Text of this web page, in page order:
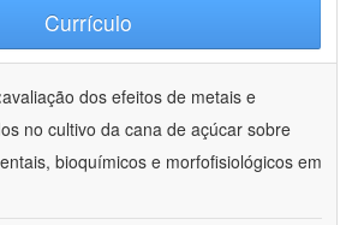
Currículo
avaliação dos efeitos de metais e
no cultivo da cana de açúcar sobre
bioquímicos e morfofisiológicos em